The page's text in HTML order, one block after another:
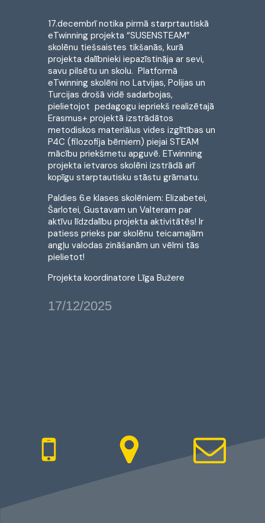
17.decembrī notika pirmā starprtautiskā
eTwinning projekta “SUSENSTEAM”
skolēnu tiešsaistes tikšanās, kurā
projekta dalībnieki iepazīstināja ar sevi,
savu pilsētu un skolu. Platformā
eTwinning skolēni no Latvijas, Polijas un
Turcijas drošā vidē sadarbojas,
pielietojot pedagogu iepriekš realizētajā
Erasmus+ projektā izstrādātos
metodiskos materiālus vides izglītības un
P4C (filozofija bērniem) piejai STEAM
mācību priekšmetu apguvē. ETwinning
projekta ietvaros skolēni izstrādā arī
kopīgu starptautisku stāstu grāmatu.
Paldies 6.e klases skolēniem: Elizabetei,
Šarlotei, Gustavam un Valteram par
aktīvu līdzdalību projekta aktivitātēs! Ir
patiess prieks par skolēnu teicamajām
angļu valodas zināšanām un vēlmi tās
pielietot!
Projekta koordinatore Līga Bužere
17/12/2025